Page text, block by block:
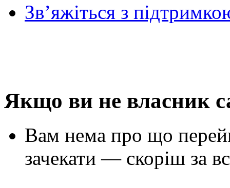
Зв’яжіться з
Якщо ви не власник
Вам нема про що
зачекати — скоріш за